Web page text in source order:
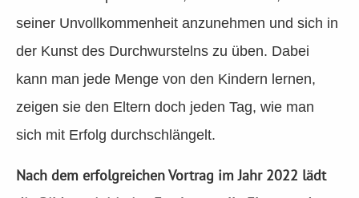
seiner Unvollkommenheit anzunehmen und sich in
der Kunst des Durchwurstelns zu üben. Dabei
kann man jede Menge von den Kindern lernen,
zeigen sie den Eltern doch jeden Tag, wie man
sich mit Erfolg durchschlängelt.
Nach dem erfolgreichen Vortrag im Jahr 2022 lädt